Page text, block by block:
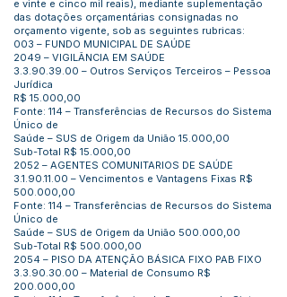
e vinte e cinco mil reais), mediante suplementação
das dotações orçamentárias consignadas no
orçamento vigente, sob as seguintes rubricas:
003 – FUNDO MUNICIPAL DE SAÚDE
2049 – VIGILÂNCIA EM SAÚDE
3.3.90.39.00 – Outros Serviços Terceiros – Pessoa
Jurídica
R$ 15.000,00
Fonte: 114 – Transferências de Recursos do Sistema
Único de
Saúde – SUS de Origem da União 15.000,00
Sub-Total R$ 15.000,00
2052 – AGENTES COMUNITARIOS DE SAÚDE
3.1.90.11.00 – Vencimentos e Vantagens Fixas R$
500.000,00
Fonte: 114 – Transferências de Recursos do Sistema
Único de
Saúde – SUS de Origem da União 500.000,00
Sub-Total R$ 500.000,00
2054 – PISO DA ATENÇÃO BÁSICA FIXO PAB FIXO
3.3.90.30.00 – Material de Consumo R$
200.000,00